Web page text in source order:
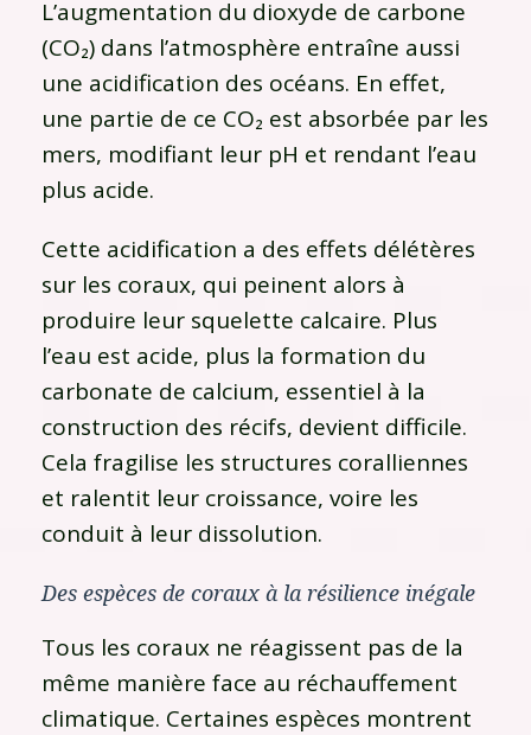
L’augmentation du dioxyde de carbone
(CO₂) dans l’atmosphère entraîne aussi
une acidification des océans. En effet,
une partie de ce CO₂ est absorbée par les
mers, modifiant leur pH et rendant l’eau
plus acide.
Cette acidification a des effets délétères
sur les coraux, qui peinent alors à
produire leur squelette calcaire. Plus
l’eau est acide, plus la formation du
carbonate de calcium, essentiel à la
construction des récifs, devient difficile.
Cela fragilise les structures coralliennes
et ralentit leur croissance, voire les
conduit à leur dissolution.
Des espèces de coraux à la résilience inégale
Tous les coraux ne réagissent pas de la
même manière face au réchauffement
climatique. Certaines espèces montrent